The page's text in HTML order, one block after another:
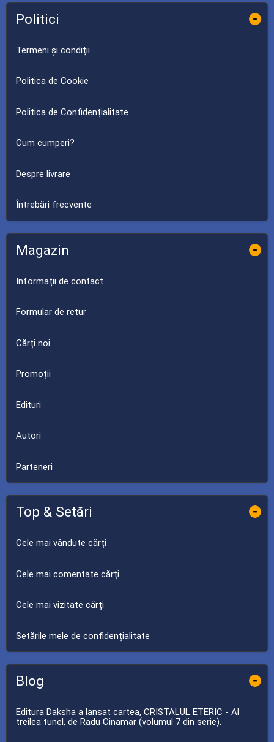
Politici -
Termeni și condiții
Politica de Cookie
Politica de Confidențialitate
Cum cumperi?
Despre livrare
Întrebări frecvente
Magazin -
Informații de contact
Formular de retur
Cărți noi
Promoții
Edituri
Autori
Parteneri
Top & Setări -
Cele mai vândute cărți
Cele mai comentate cărți
Cele mai vizitate cărți
Setările mele de confidențialitate
Blog -
Editura Daksha a lansat cartea, CRISTALUL ETERIC - Al
treilea tunel, de Radu Cinamar (volumul 7 din serie).